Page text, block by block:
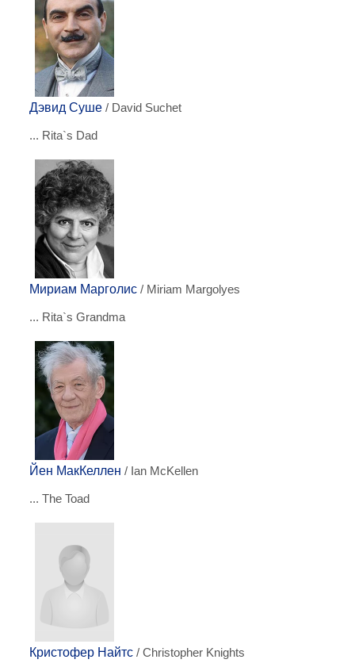
Дэвид Суше / David Suchet
... Rita`s Dad
Мириам Марголис / Miriam Margolyes
... Rita`s Grandma
Йен МакКеллен / Ian McKellen
... The Toad
Кристофер Найтс / Christopher Knights